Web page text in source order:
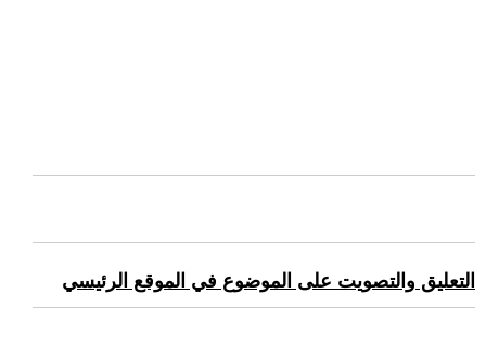
التعليق والتصويت على الموضوع في الموقع الرئيسي